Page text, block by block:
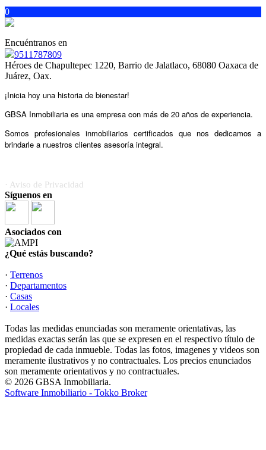
0
Encuéntranos en
9511787809
Héroes de Chapultepec 1220, Barrio de Jalatlaco, 68080 Oaxaca de
Juárez, Oax.
¡Inicia hoy una historia de bienestar!
GBSA Inmobiliaria es una empresa con más de 20 años de experiencia.
Somos profesionales inmobiliarios certificados que nos dedicamos a
brindarle a nuestros clientes asesoría integral.
· Aviso de Privacidad
Síguenos en
Asociados con
¿Qué estás buscando?
· Terrenos
· Departamentos
· Casas
· Locales
Todas las medidas enunciadas son meramente orientativas, las
medidas exactas serán las que se expresen en el respectivo título de
propiedad de cada inmueble. Todas las fotos, imagenes y videos son
meramente ilustrativos y no contractuales. Los precios enunciados
son meramente orientativos y no contractuales.
© 2026 GBSA Inmobiliaria.
Software Inmobiliario - Tokko Broker